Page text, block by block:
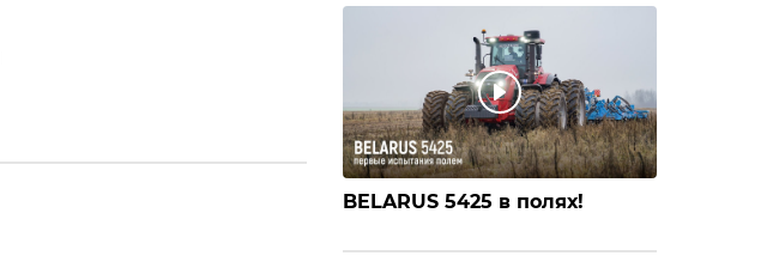
BELARUS 5425 в полях!